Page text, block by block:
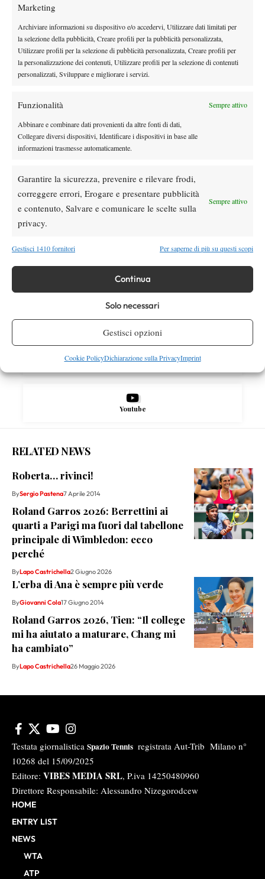
Marketing
Archiviare informazioni su dispositivo e/o accedervi, Utilizzare dati limitati per
la selezione della pubblicità, Creare profili per la pubblicità personalizzata,
Utilizzare profili per la selezione di pubblicità personalizzata, Creare profili per
la personalizzazione dei contenuti, Utilizzare profili per la selezione di contenuti
personalizzati, Sviluppare e migliorare i servizi.
Funzionalità Sempre attivo
Abbinare e combinare dati provenienti da altre fonti di dati,
Collegare diversi dispositivi, Identificare i dispositivi in base alle
informazioni trasmesse automaticamente.
Garantire la sicurezza, prevenire e rilevare frodi,
correggere errori, Erogare e presentare pubblicità
e contenuto, Salvare e comunicare le scelte sulla
privacy.
Sempre attivo
Gestisci 1410 fornitori Per saperne di più su questi scopi
Continua
Solo necessari
Gestisci opzioni
Cookie PolicyDichiarazione sulla PrivacyImprint
Atp News
Masters 1000 Montreal 2026: solo 2 top ten al terzo turno,
terza volta dal 1990
diventerà un 125 a partire dal 2027
Masters 1000 Montreal 2026: ancora
Musetti-Jodar, cosa aspettarsi dalla sfida?
Facebook
Instagram
Youtube
RELATED NEWS
Roberta… rivinci!
BySergio Pastena7 Aprile 2014
Roland Garros 2026: Berrettini ai
quarti a Parigi ma fuori dal tabellone
principale di Wimbledon: ecco
perché
ByLapo Castrichella2 Giugno 2026
L’erba di Ana è sempre più verde
ByGiovanni Cola17 Giugno 2014
Roland Garros 2026, Tien: “Il college
mi ha aiutato a maturare, Chang mi
ha cambiato”
ByLapo Castrichella26 Maggio 2026
Testata giornalistica Spazio Tennis registrata Aut-Trib Milano n°
10268 del 15/09/2025
Editore: VIBES MEDIA SRL, P.iva 14250480960
Direttore Responsabile: Alessandro Nizegorodcew
HOME
ENTRY LIST
NEWS
WTA
ATP